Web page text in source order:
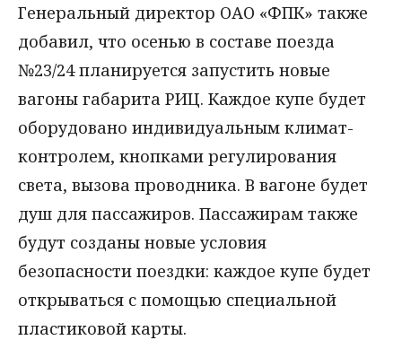
Генеральный директор ОАО «ФПК» также
добавил, что осенью в составе поезда
№23/24 планируется запустить новые
вагоны габарита РИЦ. Каждое купе будет
оборудовано индивидуальным климат-
контролем, кнопками регулирования
света, вызова проводника. В вагоне будет
душ для пассажиров. Пассажирам также
будут созданы новые условия
безопасности поездки: каждое купе будет
открываться с помощью специальной
пластиковой карты.